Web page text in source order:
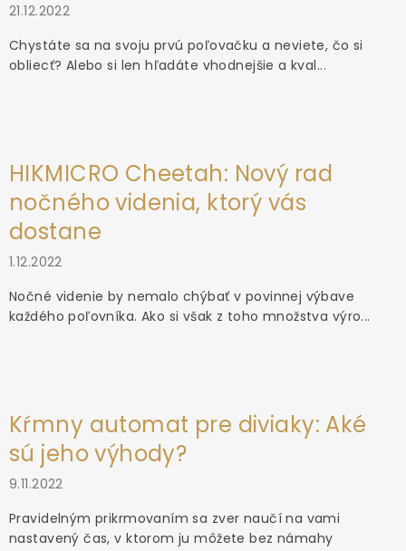
21.12.2022
Chystáte sa na svoju prvú poľovačku a neviete, čo si
obliecť? Alebo si len hľadáte vhodnejšie a kval...
HIKMICRO Cheetah: Nový rad
nočného videnia, ktorý vás
dostane
1.12.2022
Nočné videnie by nemalo chýbať v povinnej výbave
každého poľovníka. Ako si však z toho množstva výro...
Kŕmny automat pre diviaky: Aké
sú jeho výhody?
9.11.2022
Pravidelným prikrmovaním sa zver naučí na vami
nastavený čas, v ktorom ju môžete bez námahy